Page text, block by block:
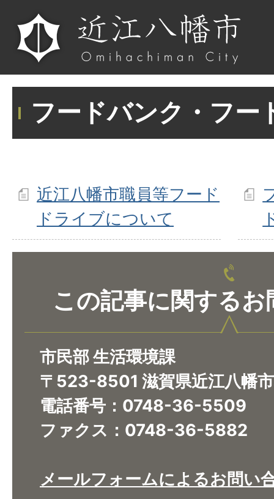
フードバンク・フー
近江八幡市職員等フード
ドライブについて
この記事に関するお
市民部 生活環境課
〒523-8501 滋賀県近江八幡
電話番号：0748-36-5509
ファクス：0748-36-5882
メールフォームによるお問い